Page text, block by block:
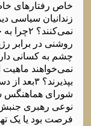
زندانیان سیاسی
روشنی در برابر
چشم به کسانی
نمی‌خواهند
بپذیرند؟
شورای هماهنگس
نوعی رهبری جنبش
فرصت بود یا یک